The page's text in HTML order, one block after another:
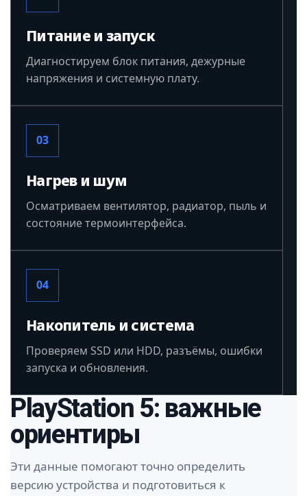
Питание и запуск
Диагностируем блок питания, дежурные
напряжения и системную плату.
03
Нагрев и шум
Осматриваем вентилятор, радиатор, пыль и
состояние термоинтерфейса.
04
Накопитель и система
Проверяем SSD или HDD, разъёмы, ошибки
запуска и обновления.
PlayStation 5: важные
ориентиры
Эти данные помогают точно определить
версию устройства и подготовиться к